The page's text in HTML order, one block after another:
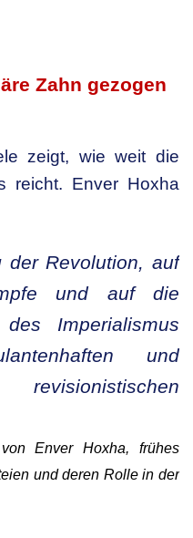
Zahn gezogen
zeigt, wie weit die
reicht. Enver Hoxha
der Revolution, auf
und auf die
Imperialismus
und
revisionistischen
von Enver Hoxha, frühes
und deren Rolle in der